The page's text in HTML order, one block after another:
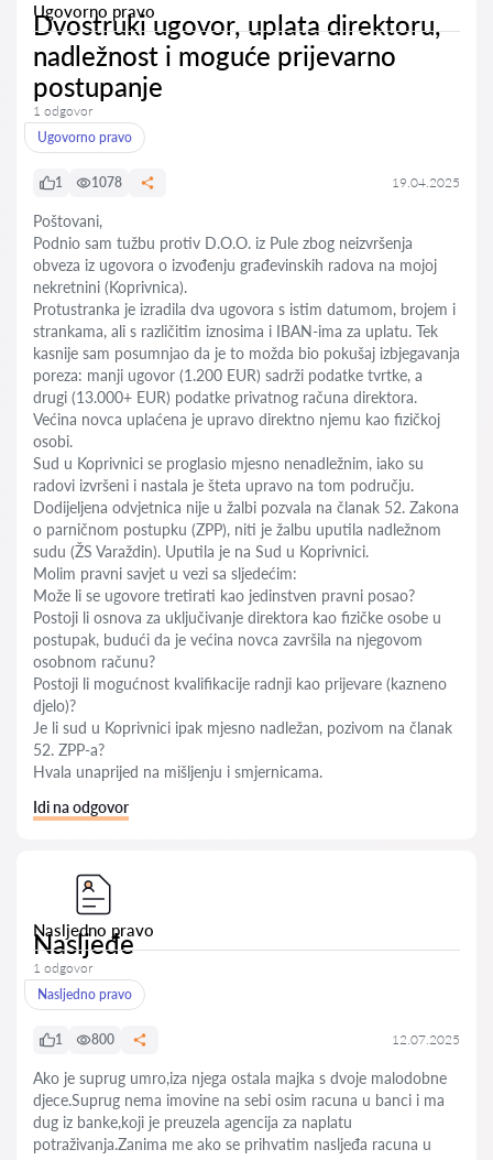
Ugovorno pravo
Dvostruki ugovor, uplata direktoru,
nadležnost i moguće prijevarno
postupanje
1 odgovor
Ugovorno pravo
1 1078 19.04.2025
Poštovani,
Podnio sam tužbu protiv D.O.O. iz Pule zbog neizvršenja
obveza iz ugovora o izvođenju građevinskih radova na mojoj
nekretnini (Koprivnica).
Protustranka je izradila dva ugovora s istim datumom, brojem i
strankama, ali s različitim iznosima i IBAN-ima za uplatu. Tek
kasnije sam posumnjao da je to možda bio pokušaj izbjegavanja
poreza: manji ugovor (1.200 EUR) sadrži podatke tvrtke, a
drugi (13.000+ EUR) podatke privatnog računa direktora.
Većina novca uplaćena je upravo direktno njemu kao fizičkoj
osobi.
Sud u Koprivnici se proglasio mjesno nenadležnim, iako su
radovi izvršeni i nastala je šteta upravo na tom području.
Dodijeljena odvjetnica nije u žalbi pozvala na članak 52. Zakona
o parničnom postupku (ZPP), niti je žalbu uputila nadležnom
sudu (ŽS Varaždin). Uputila je na Sud u Koprivnici.
Molim pravni savjet u vezi sa sljedećim:
Može li se ugovore tretirati kao jedinstven pravni posao?
Postoji li osnova za uključivanje direktora kao fizičke osobe u
postupak, budući da je većina novca završila na njegovom
osobnom računu?
Postoji li mogućnost kvalifikacije radnji kao prijevare (kazneno
djelo)?
Je li sud u Koprivnici ipak mjesno nadležan, pozivom na članak
52. ZPP-a?
Hvala unaprijed na mišljenju i smjernicama.
Idi na odgovor
Nasljedno pravo
Nasljeđe
1 odgovor
Nasljedno pravo
1 800 12.07.2025
Ako je suprug umro,iza njega ostala majka s dvoje malodobne
djece.Suprug nema imovine na sebi osim racuna u banci i ma
dug iz banke,koji je preuzela agencija za naplatu
potraživanja.Zanima me ako se prihvatim nasljeđa racuna u